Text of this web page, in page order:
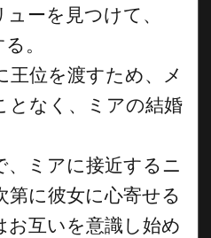
ーを見つけて、
。
王位を渡すため、メ
となく、ミアの結婚
、ミアに接近するニ
第に彼女に心寄せる
お互いを意識し始め